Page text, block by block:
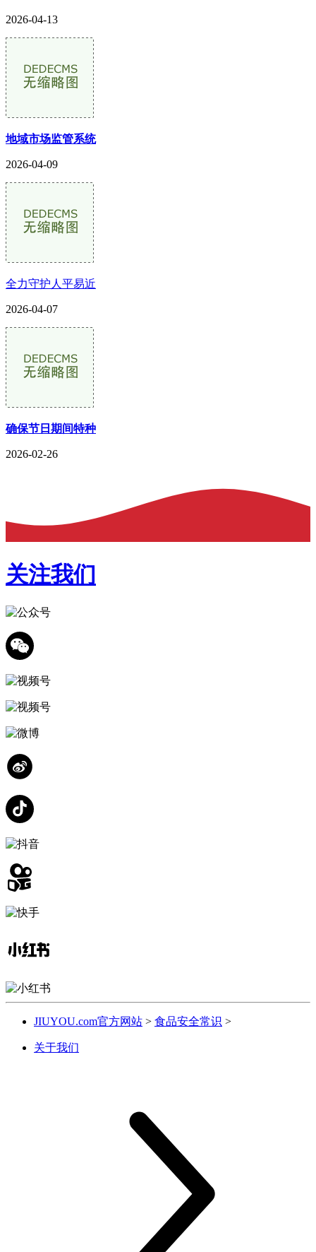
2026-04-13
地域市场监管系统
2026-04-09
全力守护人平易近
2026-04-07
确保节日期间特种
2026-02-26
关注我们
JIUYOU.com官方网站 > 食品安全常识 >
关于我们